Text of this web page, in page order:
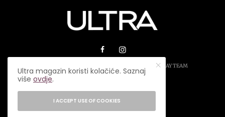
© 2026 ULTRA MAGAZIN. SVA PRAVA ZADRŽANA.PLAY TEAM
Ultra magazin koristi kolačiće. Saznaj
višeovdje.
I ACCEPT USE OF COOKIES